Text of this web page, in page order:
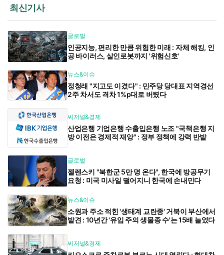
최신기사
글로벌
인공지능, 편리한 만큼 위험한 미래 : 자체 해킹, 인
공 바이러스, 살인로봇까지 '위험신호'
뉴스&이슈
정청래 "지고도 이겼다" : 민주당 당대표 지역경선
2주 차서도 격차 1%p대로 버텼다
씨저널&경제
산업은행 기업은행 수출입은행 노조 "국책은행 지
방 이전은 경제적 재앙" : 정부 정책에 강력 반발
글로벌
젤렌스키 "북한군 5만 명 온다", 한국에 방공무기
요청 : 미국 미사일 떨어지니 한국에 손내민다
뉴스&이슈
소원과 주소 적힌 '생태계 교란종' 거북이 부산에서
발견 : 10년간 '유입 주의 생물종 수'는 15배 늘었다
씨저널&경제